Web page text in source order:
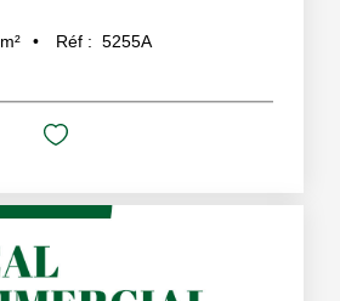
m² Réf : 5255A